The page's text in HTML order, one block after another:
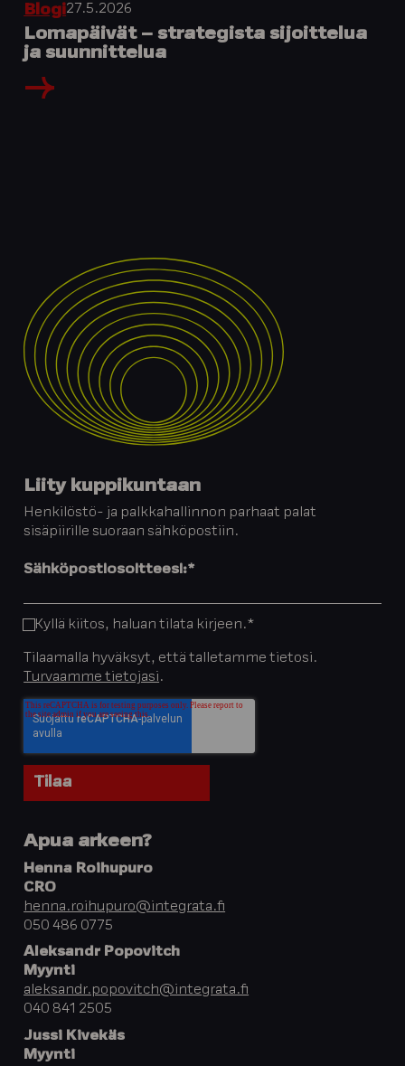
Blogi27.5.2026
Lomapäivät – strategista sijoittelua
ja suunnittelua
Liity kuppikuntaan
Henkilöstö- ja palkkahallinnon parhaat palat
sisäpiirille suoraan sähköpostiin.
Sähköpostiosoitteesi:*
Kyllä kiitos, haluan tilata kirjeen.*
Tilaamalla hyväksyt, että talletamme tietosi.
Turvaamme tietojasi .
Apua arkeen?
Henna Roihupuro
CRO
henna.roihupuro@integrata.fi
050 486 0775
Aleksandr Popovitch
Myynti
aleksandr.popovitch@integrata.fi
040 841 2505
Jussi Kivekäs
Myynti